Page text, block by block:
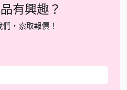
有興趣？
，索取報價！